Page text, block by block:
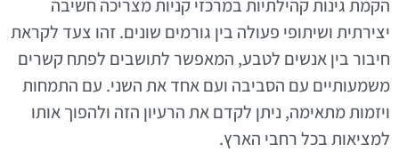
הקמת גינות קהילתיות במרכזי קניות מצריכה חשיבה
יצירתית ושיתופי פעולה בין גורמים שונים. זהו צעד לקראת
חיבור בין אנשים לטבע, המאפשר לתושבים לפתח קשרים
משמעותיים עם הסביבה ועם אחד את השני. עם התמחות
ויזמות מתאימה, ניתן לקדם את הרעיון הזה ולהפוך אותו
למציאות בכל רחבי הארץ.